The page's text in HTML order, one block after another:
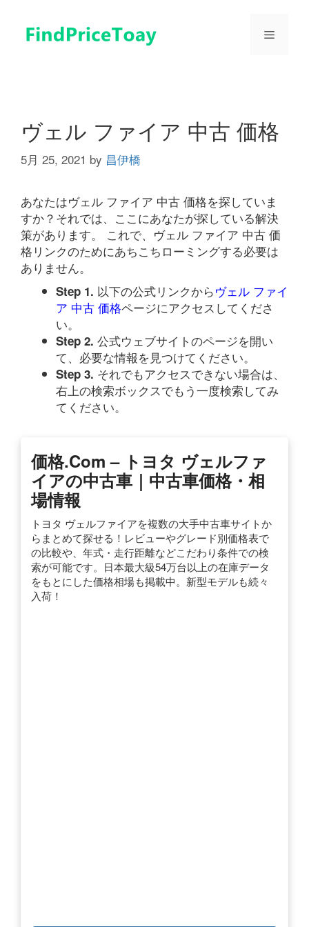
メ
ヴェル ファイア 中古 価格
5月 25, 2021 by 昌伊橋
あなたはヴェル ファイア 中古 価格を探していま
すか？それでは、ここにあなたが探している解決
策があります。 これで、ヴェル ファイア 中古 価
格リンクのためにあちこちローミングする必要は
ありません。
Step 1. 以下の公式リンクからヴェル ファイ
ア 中古 価格ページにアクセスしてくださ
い。
Step 2. 公式ウェブサイトのページを開い
て、必要な情報を見つけてください。
Step 3. それでもアクセスできない場合は、
右上の検索ボックスでもう一度検索してみ
てください。
価格.com – トヨタ ヴェルファ
イアの中古車｜中古車価格・相
場情報
トヨタ ヴェルファイアを複数の大手中古車サイトか
らまとめて探せる！レビューやグレード別価格表で
の比較や、年式・走行距離などこだわり条件での検
索が可能です。日本最大級54万台以上の在庫データ
をもとにした価格相場も掲載中。新型モデルも続々
入荷！